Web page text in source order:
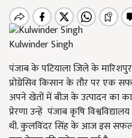
Kulwinder Singh
पंजाब के पटियाला जिले के
प्रोग्रेसिव किसान के तौर पर एक
अपने खेतों में बीज के उत्पादन का
प्रेरणा उन्हें पंजाब कृषि
थी. कुलविंदर सिंह के आज इस